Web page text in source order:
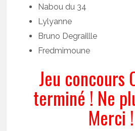
Nabou du 34
Lylyanne
Bruno Degraillle
Fredmimoune
Jeu concours
terminé ! Ne
Merci !